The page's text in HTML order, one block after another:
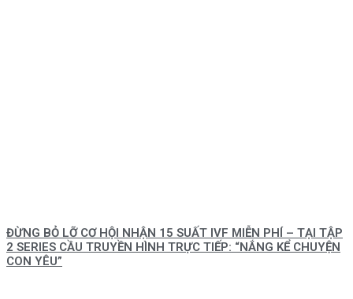
ĐỪNG BỎ LỠ CƠ HỘI NHẬN 15 SUẤT IVF MIỄN PHÍ – TẠI TẬP
2 SERIES CẦU TRUYỀN HÌNH TRỰC TIẾP: “NẮNG KỂ CHUYỆN
CON YÊU”